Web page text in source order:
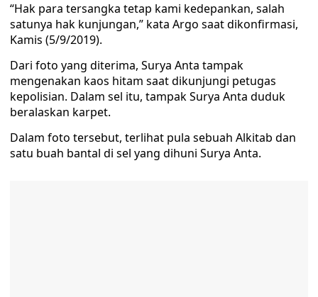
“Hak para tersangka tetap kami kedepankan, salah
satunya hak kunjungan,” kata Argo saat dikonfirmasi,
Kamis (5/9/2019).
Dari foto yang diterima, Surya Anta tampak
mengenakan kaos hitam saat dikunjungi petugas
kepolisian. Dalam sel itu, tampak Surya Anta duduk
beralaskan karpet.
Dalam foto tersebut, terlihat pula sebuah Alkitab dan
satu buah bantal di sel yang dihuni Surya Anta.